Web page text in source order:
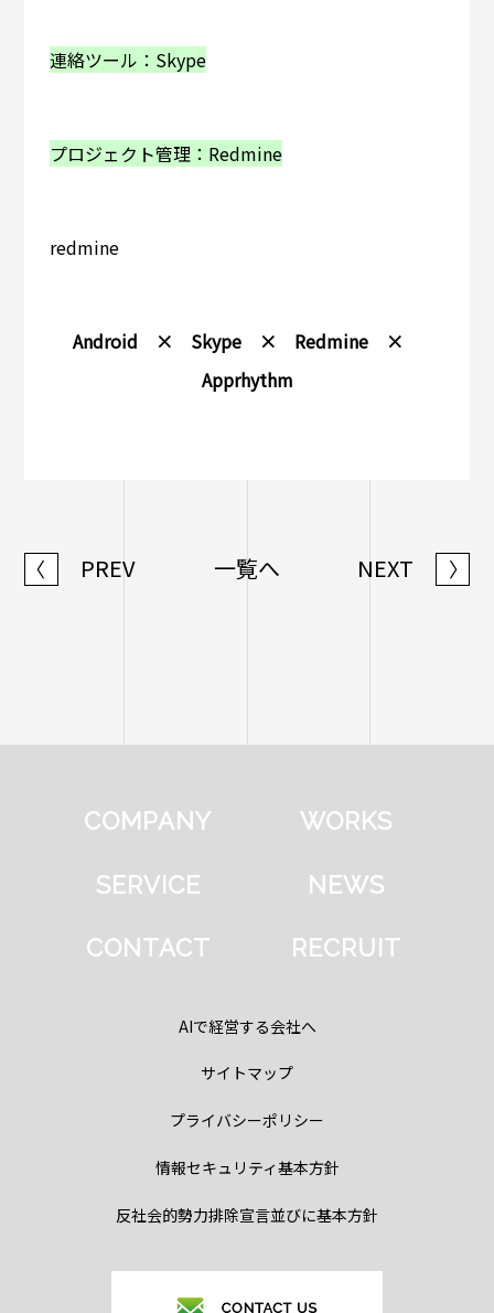
連絡ツール：Skype
プロジェクト管理：Redmine
redmine
Android × Skype × Redmine
×
Apprhythm
〈 PREV 一覧へ NEXT 〉
COMPANY WORKS
SERVICE NEWS
CONTACT RECRUIT
AIで経営する会社へ
サイトマップ
プライバシーポリシー
情報セキュリティ基本方針
反社会的勢力排除宣言並びに基本方針